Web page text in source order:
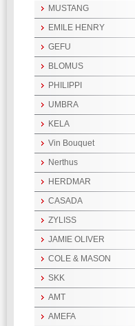
MUSTANG
EMILE HENRY
GEFU
BLOMUS
PHILIPPI
UMBRA
KELA
Vin Bouquet
Nerthus
HERDMAR
CASADA
ZYLISS
JAMIE OLIVER
COLE & MASON
SKK
AMT
AMEFA